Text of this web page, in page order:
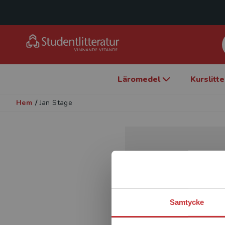
Samtycke
Läromedel
Hem / Jan Stage